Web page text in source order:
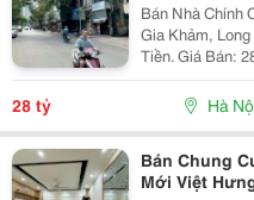
Bán Nhà Chính
Gia Khảm,
Tiền. Giá Bán:
Kiếm 3,5Km. - Vị Trí Trung Tâm Quận, Cạnh Bến Xe,
Công Viên,
28 tỷ Hà
Bán Chung
Mới Việt